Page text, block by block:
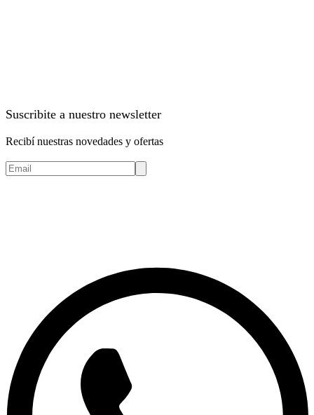
Suscribite a nuestro newsletter
Recibí nuestras novedades y ofertas